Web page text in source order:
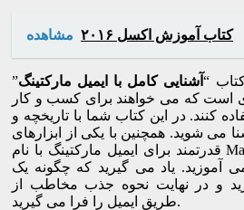
مشاهده کتاب آموزش اکسل ۲۰۱۶
“آشنایی کامل با ایمیل مارکتینگ”
است که می خواهند برای کسب و کار
کنند. در این کتاب شما با تاریخچه و
می شوید. همچنین با یکی از ابزارهای
قدرتمند برای ایمیل مارکتینگ با نام MailChimp آشنا می شوید و
می آموزید. یاد می گیرید که چگونه یک
و در نهایت نحوه جذب مخاطب از
طریق ایمیل را فرا می گیرید.